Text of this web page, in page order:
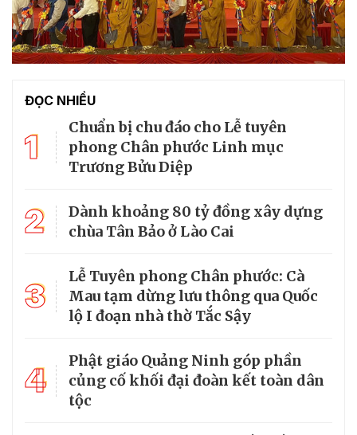
ĐỌC NHIỀU
1
Chuẩn bị chu đáo cho Lễ tuyên
phong Chân phước Linh mục
Trương Bửu Diệp
2
Dành khoảng 80 tỷ đồng xây dựng
chùa Tân Bảo ở Lào Cai
3
Lễ Tuyên phong Chân phước: Cà
Mau tạm dừng lưu thông qua Quốc
lộ I đoạn nhà thờ Tắc Sậy
4
Phật giáo Quảng Ninh góp phần
củng cố khối đại đoàn kết toàn dân
tộc